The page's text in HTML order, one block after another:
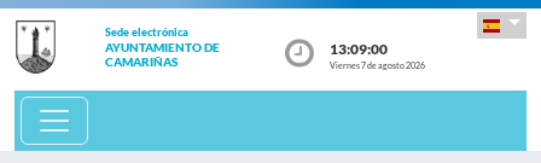
Sede electrónica
AYUNTAMIENTO DE
CAMARIÑAS
13:09:01
Viernes 7 de agosto 2026